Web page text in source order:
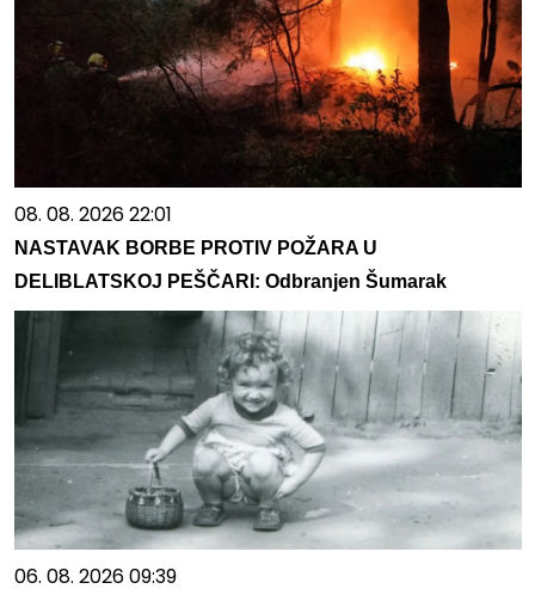
08. 08. 2026 22:01
NASTAVAK BORBE PROTIV POŽARA U
DELIBLATSKOJ PEŠČARI: Odbranjen Šumarak
06. 08. 2026 09:39